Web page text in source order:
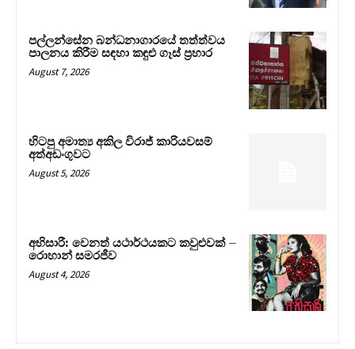
පල්ලන්සේන බන්ධනාගාරයේ තත්ත්වය
පාලනය කිරීම සඳහා කඳුළු ගෑස් ප්‍රහාර
August 7, 2026
හිටපු අමාත්‍ය අකිල විරාජ් කාරියවසම්
අත්අඩංගුවට
August 5, 2026
අභිසාරී: වෙනත් යථාර්ථයකට කවුළුවක් –
රොහාන් සමරජීව
August 4, 2026